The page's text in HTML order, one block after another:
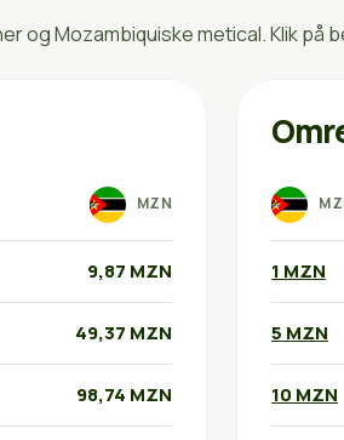
og Mozambiquiske metical. Klik
MZN
9,87 MZN
49,37 MZN
98,74 MZN
1 MZN
5 MZN
10 MZN